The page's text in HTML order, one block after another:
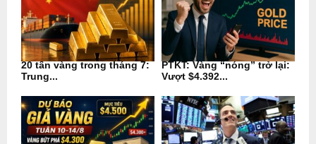
20 tấn vàng trong tháng 7:
Trung...
PTKT: Vàng “nóng” trở lại:
Vượt $4.392...